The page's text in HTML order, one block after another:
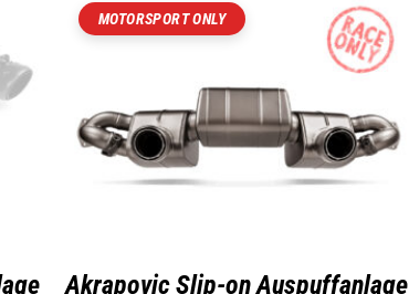
MOTORSPORT ONLY
Akrapovic Slip-on Auspuffanlage